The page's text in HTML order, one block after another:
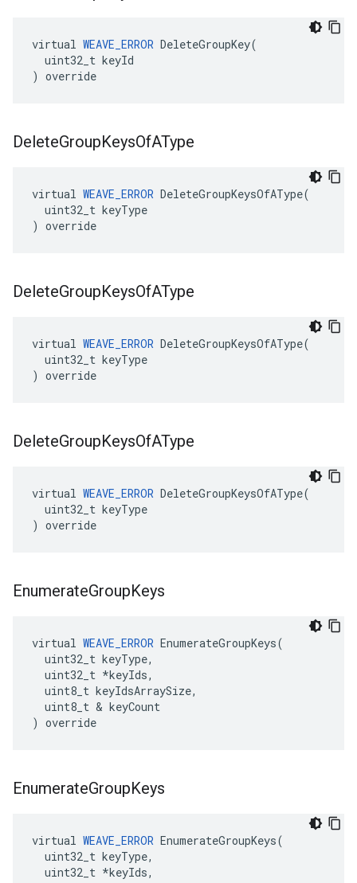
virtual WEAVE_ERROR DeleteGroupKey(
  uint32_t keyId
) override
DeleteGroupKeysOfAType
virtual WEAVE_ERROR DeleteGroupKeysOfAType(
  uint32_t keyType
) override
DeleteGroupKeysOfAType
virtual WEAVE_ERROR DeleteGroupKeysOfAType(
  uint32_t keyType
) override
DeleteGroupKeysOfAType
virtual WEAVE_ERROR DeleteGroupKeysOfAType(
  uint32_t keyType
) override
EnumerateGroupKeys
virtual WEAVE_ERROR EnumerateGroupKeys(
  uint32_t keyType,
  uint32_t *keyIds,
  uint8_t keyIdsArraySize,
  uint8_t & keyCount
) override
EnumerateGroupKeys
virtual WEAVE_ERROR EnumerateGroupKeys(
  uint32_t keyType,
  uint32_t *keyIds,